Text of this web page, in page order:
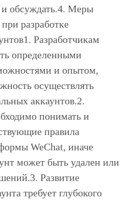
и обсуждать.4. Меры
разработке
Разработчикам
определенными
и опытом,
осуществлять
аккаунтов.2.
понимать и
правила
WeChat, иначе
может быть удален или
Развитие
требует глубокого